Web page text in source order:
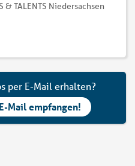
& TALENTS Niedersachsen
per E-Mail erhalten?
Mail empfangen!